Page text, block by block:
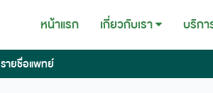
หน้าแรก เกี่ยวกับเรา บริกา
รายชื่อแพทย์